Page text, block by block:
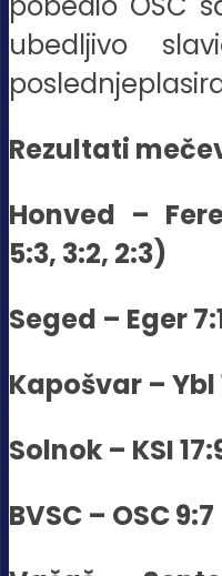
ubedljivo
Rezultati
Honved –
5:3, 3:2, 2:3)
Seged – Eger
Kapošvar – Ybl
Solnok – KSI
BVSC – OSC